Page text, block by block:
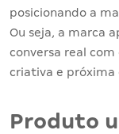
posicionando a
Ou seja, a marca
conversa real
criativa e próxima
Produto